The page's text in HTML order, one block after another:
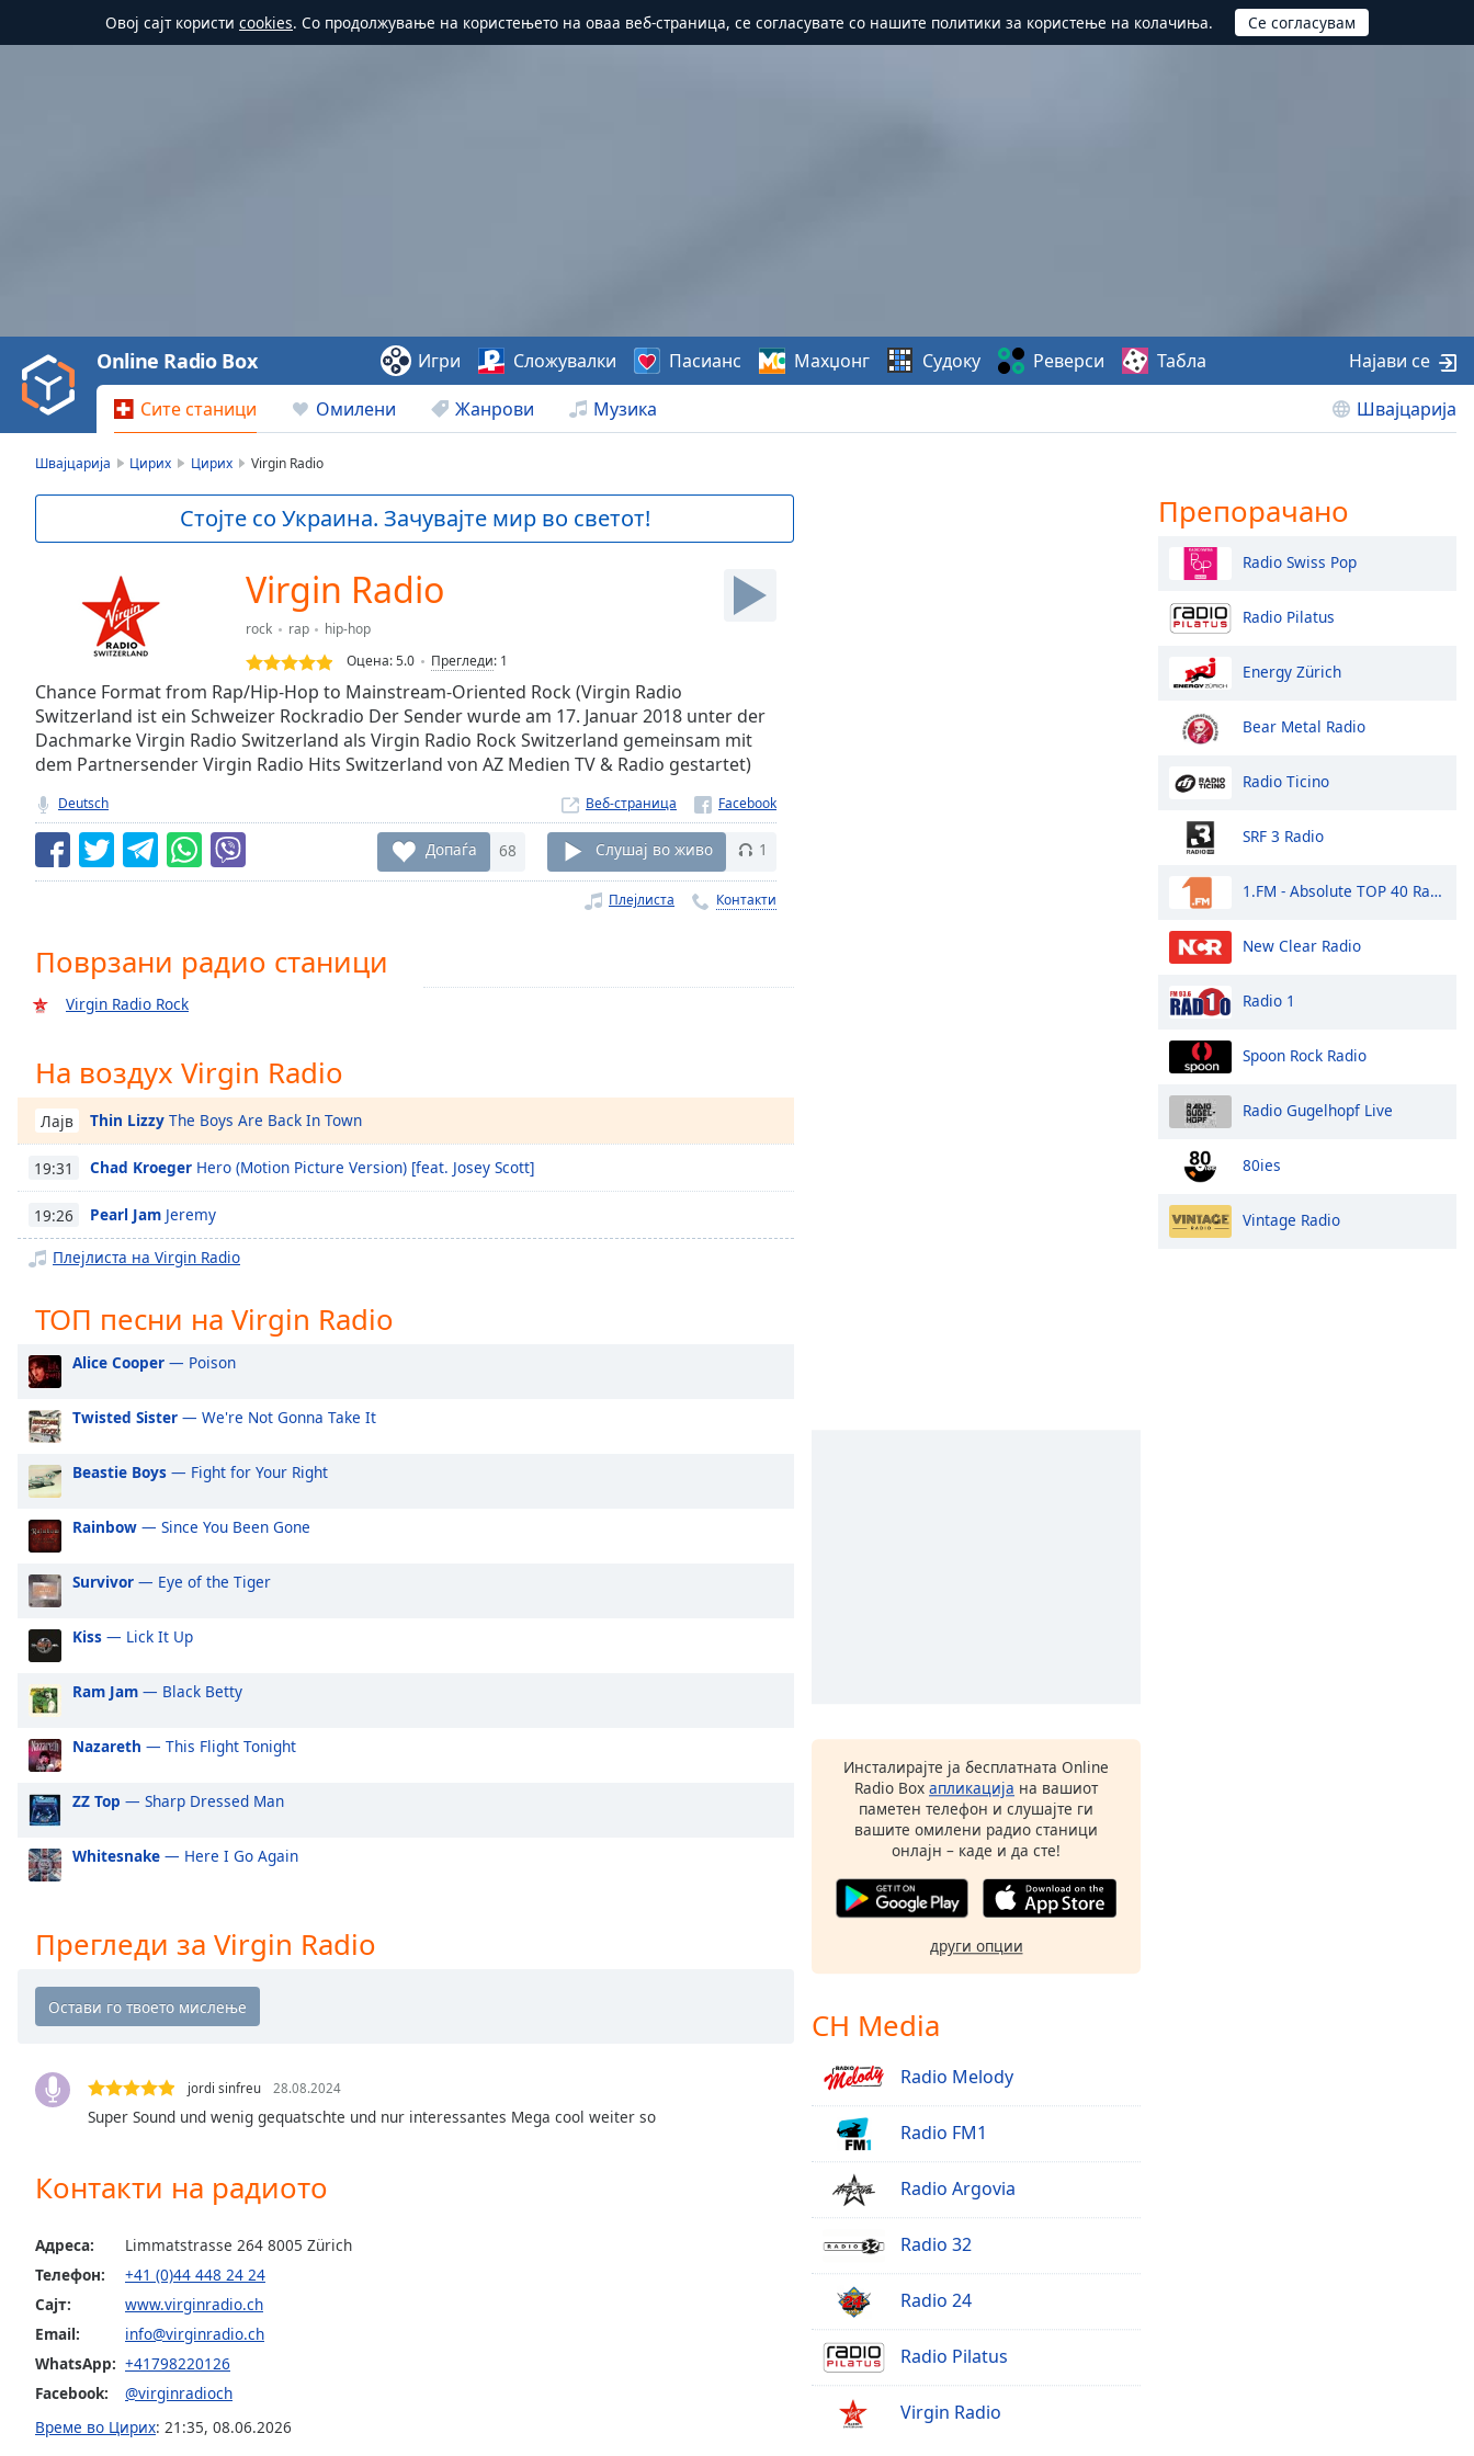
Овој сајт користи cookies. Со продолжување на користењето на оваа веб-страница, се согласувате со нашите политики за користење на колачиња.
Video
Play
Backward
Skip
Current
TypeLIVE
Seek to
live,
currently
behind
Remaining
Time-
Descriptions
descriptions
off,
selected
subtitles
settings,
subtitles
dialog
subtitles
off
selected
Audio
Track
Picture-
Picture
Fullscreen
This
modal
window.
Beginning
dialog
window.
Escape
window.
Color
Background
Opacity
Caption
Background
Сите станици Омилени Жанрови Музика Швајцарија
Online Radio Box Игри Сложувалки Пасианс Махџонг Судоку Реверси Табла Најави се
Швајцарија Цирих Цирих Virgin Radio
Стојте со Украина. Зачувајте мир во светот!
Virgin Radio
rock rap
hip-hop
Оцена:5.0 Прегледи: 1
Chance Format from Rap/Hip-Hop to Mainstream-Oriented Rock (Virgin Radio
Switzerland ist ein Schweizer Rockradio Der Sender wurde am 17. Januar 2018 unter der
Dachmarke Virgin Radio Switzerland als Virgin Radio Rock Switzerland gemeinsam mit
dem Partnersender Virgin Radio Hits Switzerland von AZ Medien TV & Radio gestartet)
Deutsch Веб-страница
Допаѓа 68 Слушај во живо 1
Плејлиста Контакти
Поврзани радио станици
Virgin Radio Rock
На воздух Virgin Radio
Лајв Thin Lizzy The Boys Are Back In Town
19:31 Chad Kroeger Hero (Motion Picture Version) [feat. Josey Scott]
19:26 Pearl Jam Jeremy
Плејлиста на Virgin Radio
ТОП песни на Virgin Radio
Alice Cooper — Poison
Twisted Sister — We're Not Gonna Take It
Beastie Boys — Fight for Your Right
Rainbow — Since You Been Gone
Survivor — Eye of the Tiger
Kiss — Lick It Up
Ram Jam — Black Betty
Nazareth — This Flight Tonight
ZZ Top — Sharp Dressed Man
Whitesnake — Here I Go Again
Прегледи за Virgin Radio
jordi sinfreu 28.08.2024
Super Sound und wenig gequatschte und nur interessantes Mega cool weiter so
Контакти на радиото
Адреса:
Limmatstrasse 264 8005 Zürich
Телефон:
+41 (0)44 448 24 24
Сајт:
www.virginradio.ch
Email:
info@virginradio.ch
WhatsApp: +41798220126
Facebook:
@virginradioch
Време во Цирих: 21:35, 08.06.2026
Инсталирајте ја бесплатната Online
Radio Box апликација на вашиот
паметен телефон и слушајте ги
вашите омилени радио станици
онлајн – каде и да сте!
други опции
CH Media
Radio Melody
Radio FM1
Radio Argovia
Radio 32
Radio 24
Radio Pilatus
Virgin Radio
Препорачано
Radio Swiss Pop
Radio Pilatus
Energy Zürich
Bear Metal Radio
Radio Ticino
SRF 3 Radio
1.FM - Absolute TOP 40 Radio
New Clear Radio
Radio 1
Spoon Rock Radio
Radio Gugelhopf Live
80ies
Vintage Radio